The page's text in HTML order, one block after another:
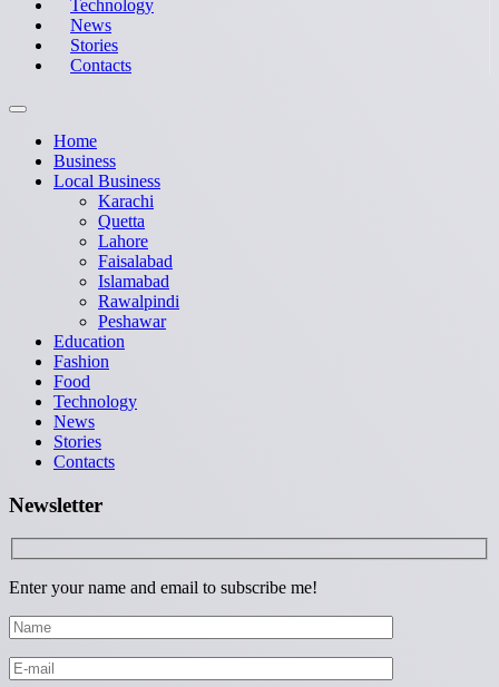
Technology
News
Stories
Contacts
Home
Business
Local Business
Karachi
Quetta
Lahore
Faisalabad
Islamabad
Rawalpindi
Peshawar
Education
Fashion
Food
Technology
News
Stories
Contacts
Newsletter
Enter your name and email to subscribe me!